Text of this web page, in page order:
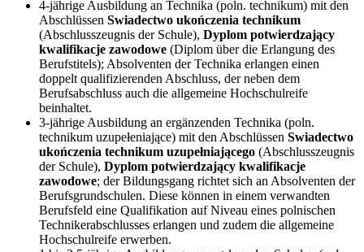
4-jährige Ausbildung an Technika (poln. technikum) mit den
Abschlüssen Swiadectwo ukończenia technikum
(Abschlusszeugnis der Schule), Dyplom potwierdzający
kwalifikacje zawodowe (Diplom über die Erlangung des
Berufstitels); Absolventen der Technika erlangen einen
doppelt qualifizierenden Abschluss, der neben dem
Berufsabschluss auch die allgemeine Hochschulreife
beinhaltet.
3-jährige Ausbildung an ergänzenden Technika (poln.
technikum uzupełeniające) mit den Abschlüssen Swiadectwo
ukończenia technikum uzupełniającego (Abschlusszeugnis
der Schule), Dyplom potwierdzający kwalifikacje
zawodowe; der Bildungsgang richtet sich an Absolventen der
Berufsgrundschulen. Diese können in einem verwandten
Berufsfeld eine Qualifikation auf Niveau eines polnischen
Technikerabschlusses erlangen und zudem die allgemeine
Hochschulreife erwerben.